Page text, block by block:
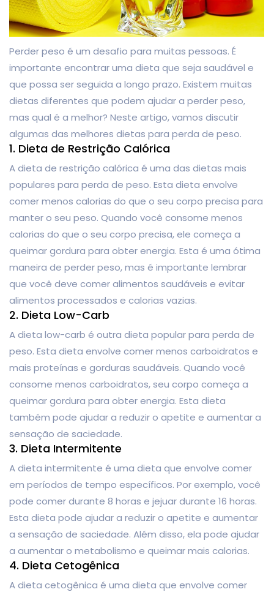
Perder peso é um desafio para muitas pessoas. É
importante encontrar uma dieta que seja saudável e
que possa ser seguida a longo prazo. Existem muitas
dietas diferentes que podem ajudar a perder peso,
mas qual é a melhor? Neste artigo, vamos discutir
algumas das melhores dietas para perda de peso.
1. Dieta de Restrição Calórica
A dieta de restrição calórica é uma das dietas mais
populares para perda de peso. Esta dieta envolve
comer menos calorias do que o seu corpo precisa para
manter o seu peso. Quando você consome menos
calorias do que o seu corpo precisa, ele começa a
queimar gordura para obter energia. Esta é uma ótima
maneira de perder peso, mas é importante lembrar
que você deve comer alimentos saudáveis ​​e evitar
alimentos processados ​​e calorias vazias.
2. Dieta Low-Carb
A dieta low-carb é outra dieta popular para perda de
peso. Esta dieta envolve comer menos carboidratos e
mais proteínas e gorduras saudáveis. Quando você
consome menos carboidratos, seu corpo começa a
queimar gordura para obter energia. Esta dieta
também pode ajudar a reduzir o apetite e aumentar a
sensação de saciedade.
3. Dieta Intermitente
A dieta intermitente é uma dieta que envolve comer
em períodos de tempo específicos. Por exemplo, você
pode comer durante 8 horas e jejuar durante 16 horas.
Esta dieta pode ajudar a reduzir o apetite e aumentar
a sensação de saciedade. Além disso, ela pode ajudar
a aumentar o metabolismo e queimar mais calorias.
4. Dieta Cetogênica
A dieta cetogênica é uma dieta que envolve comer